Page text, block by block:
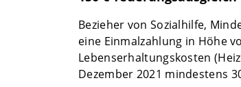
Bezieher von Sozialhilfe,
eine Einmalzahlung in Höhe
Lebenserhaltungskosten
Dezember 2021 mindestens